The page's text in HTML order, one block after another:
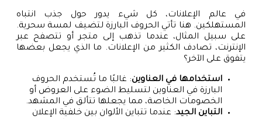
في عالم الإعلانات، كل شيء يدور حول جذب انتباه
المستهلكين. هنا تأتي الحروف البارزة لتضيف لمسة سحرية.
على سبيل المثال، عندما تذهب إلى متجر أو تتصفح عبر
الإنترنت، تصادف الكثير من الإعلانات. ما الذي يجعل بعضها
يتفوق على الآخر؟
استخدامها في العناوين: غالبًا ما تُستخدم الحروف
البارزة في العناوين لتسليط الضوء على العروض أو
الخصومات الخاصة، مما يجعلها تتألق في المشهد.
التباين الجيد: عندما تتباين الألوان بين خلفية الإعلان